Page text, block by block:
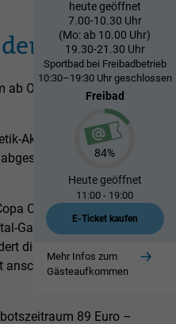
digital erleben!
digital erleben!
digital erleben!
digital erleben!
digital erleben!
digital erleben!
heute geöffnet
7.00-10.30 Uhr
(Mo: ab 10.00 Uhr)
19.30-21.30 Uhr
Sportbad bei Freibadbetrieb
10:30–19:30 Uhr geschlossen
Freibad
84%
Heutegeöffnet
11:00 - 19:00
E-Ticket kaufen
Mehr Infos zum
Gästeaufkommen
Herbst
Oktober besonderes
Aktion „Beauty Duo“
sind. Das
Ca Backum die
Ganzkörpermassage
die Durchblutung
anschließend für
89 Euro –